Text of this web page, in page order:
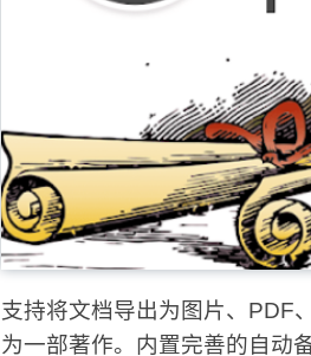
支持将文档导出为图片、PDF
为一部著作。内置完善的自动